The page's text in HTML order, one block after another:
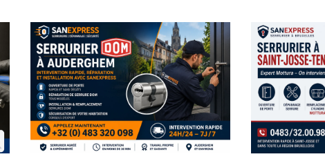
Page Page